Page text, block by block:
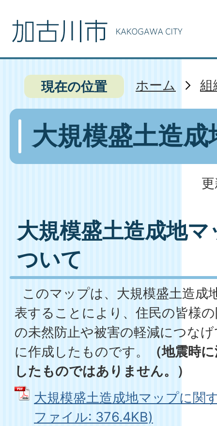
現在の位置 ホーム 組
大規模盛土造
大規模盛土造成地
ついて
このマップは、大規模盛土造成
表することにより、住民の皆様
の未然防止や被害の軽減につな
に作成したものです。
（地震時
したものではありません。）
大規模盛土造成地マップに関
ファイル: 376.4KB)